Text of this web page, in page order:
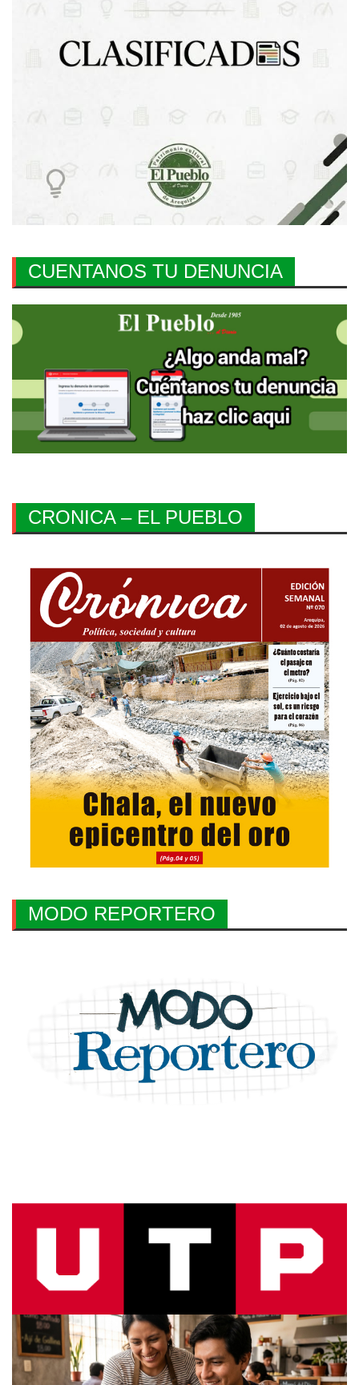
CUENTANOS TU DENUNCIA
CRONICA – EL PUEBLO
MODO REPORTERO